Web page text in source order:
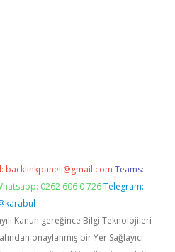
backlinkpaneli@gmail.com Teams:
0262 606 0 726 Telegram:
Kanun gereğince Bilgi Teknolojileri
onaylanmış bir Yer Sağlayıcı